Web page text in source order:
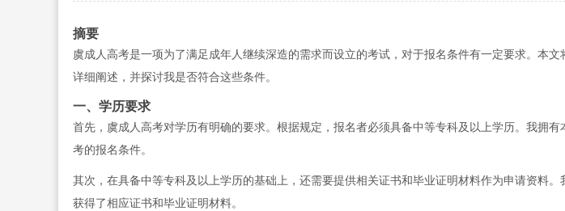
摘要
虞成人高考是一项为了满足成年人继续深造的需求而设立的考试，对于报名条件有一定要求。本
详细阐述，并探讨我是否符合这些条件。
一、学历要求
首先，虞成人高考对学历有明确的要求。根据规定，报名者必须具备中等专科及以上学历。我拥
考的报名条件。
其次，在具备中等专科及以上学历的基础上，还需要提供相关证书和毕业证明材料作为申请资料
获得了相应证书和毕业证明材料。